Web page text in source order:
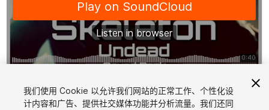
1/3
我们使用 Cookie 以允许我们网站的正常工作、个性化设
计内容和广告、提供社交媒体功能并分析流量。我们还同